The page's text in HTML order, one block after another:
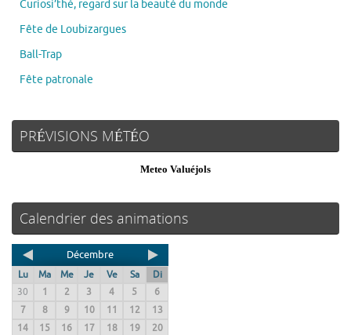
Curiosi’thé, regard sur la beauté du monde
Fête de Loubizargues
Ball-Trap
Fête patronale
PRÉVISIONS MÉTÉO
Meteo Valuéjols
Calendrier des animations
Décembre
Lu Ma Me Je Ve Sa
Di
30
1 2 3 4 5
6
7
8 9 10 11 12
13
14
15 16 17 18 19
20